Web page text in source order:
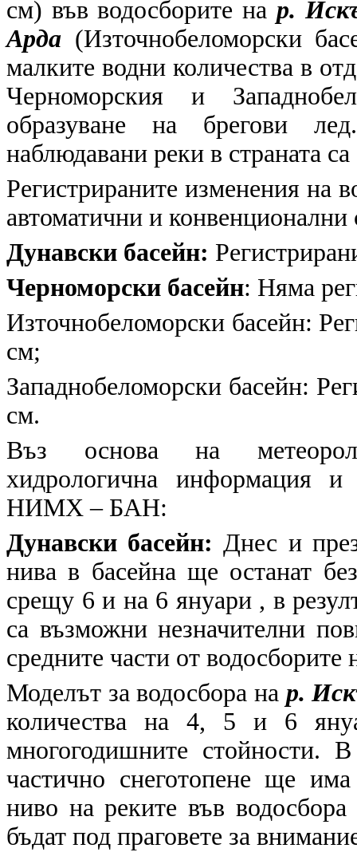
см) във водосборите на р.
Арда (Източнобеломорски
малките водни количества в
Черноморския и
образуване на брегови
наблюдавани реки в страната
Регистрираните изменения на
автоматични и
Дунавски басейн:
Черноморски басейн: Няма
Източнобеломорски басейн:
см;
Западнобеломорски басейн:
см.
Въз основа на
хидрологична информация и
НИМХ – БАН:
Дунавски басейн: Днес и
нива в басейна ще останат
срещу 6 и на 6 януари , в
са възможни незначителни
средните части от
Моделът за водосбора на р.
количества на 4, 5 и 6
многогодишните стойности.
частично снеготопене ще
ниво на реките във
бъдат под праговете за